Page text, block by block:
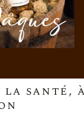
santé,